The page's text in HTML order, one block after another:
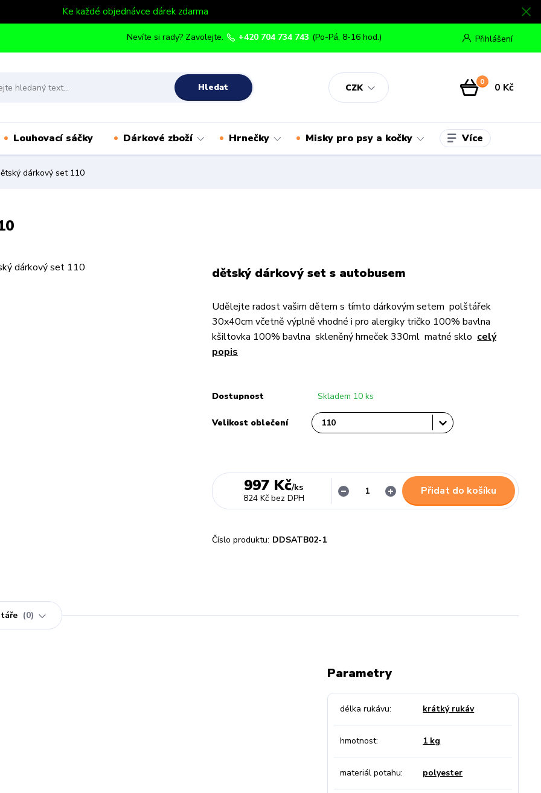
Ke každé objednávce dárek zdarma
CZK
Přihlášení
Hledat
Nevíte si rady? Zavolejte. +420 704 734 743 (Po-Pá, 8-16 hod.)
0 0 Kč
Louhovací sáčky Dárkové zboží Hrnečky Misky pro psy a kočky Více
dárkový set 110
dětský dárkový set s autobusem
Udělejte radost vašim dětem s tímto dárkovým setem polštářek
30x40cm včetně výplně vhodné i pro alergiky tričko 100% bavlna
kšiltovka 100% bavlna skleněný hrneček 330ml matné sklo celý
popis
Dostupnost Skladem 10 ks
Velikost oblečení
997 Kč/ks
824 Kč bez DPH
Přidat do košíku
Číslo produktu: DDSATB02-1
0
Parametry
délka rukávu krátký rukáv
hmotnost 1 kg
materiál potahu polyester